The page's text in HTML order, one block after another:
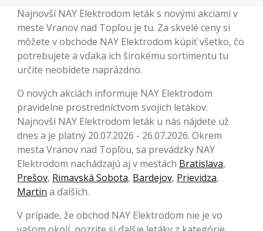
Najnovší NAY Elektrodom leták s novými akciami v
meste Vranov nad Topľou je tu. Za skvelé ceny si
môžete v obchode NAY Elektrodom kúpiť všetko, čo
potrebujete a vďaka ich širokému sortimentu tu
určite neobídete naprázdno.
O nových akciách informuje NAY Elektrodom
pravidelne prostredníctvom svojich letákov.
Najnovší NAY Elektrodom leták u nás nájdete už
dnes a je platný 20.07.2026 - 26.07.2026. Okrem
mesta Vranov nad Topľou, sa prevádzky NAY
Elektrodom nachádzajú aj v mestách Bratislava,
Prešov, Rimavská Sobota, Bardejov, Prievidza,
Martin a ďalších.
V prípade, že obchod NAY Elektrodom nie je vo